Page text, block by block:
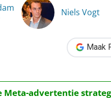
Niels Vogt
Maak
Meta-advertentie